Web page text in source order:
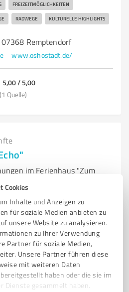
Cookies
Inhalte und Anzeigen zu
für soziale Medien anbieten zu
unsere Website zu analysieren.
zu Ihrer Verwendung
Partner für soziale Medien,
Unsere Partner führen diese
mit weiteren Daten
haben oder die sie im
Dienste gesammelt haben.
FREIZEITMÖGLICHKEITEN
RADWEGE KULTURELLE HIGHLIGHTS
Remptendorf
www.oshostadt.de/
5,00 / 5,00
(1 Quelle)
im Ferienhaus "Zum
URLAUB THÜRINGER WALD
ERHOLUNG VERANSTALTUNGEN
Wurzbach
im-echo.de/